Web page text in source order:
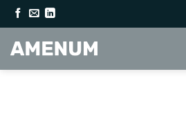
Skip
to
content